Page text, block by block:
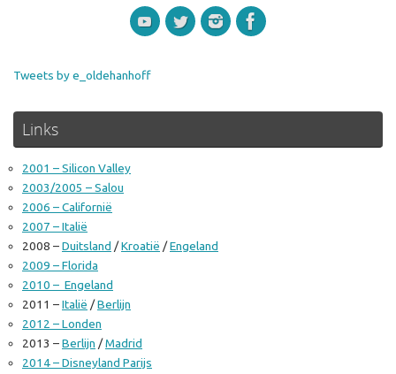
Tweets by e_oldehanhoff
Links
2001 – Silicon Valley
2003/2005 – Salou
2006 – Californië
2007 – Italië
2008 –Duitsland /Kroatië /Engeland
2009 – Florida
2010 – Engeland
2011 –Italië /Berlijn
2012 – Londen
2013 –Berlijn /Madrid
2014 – Disneyland Parijs